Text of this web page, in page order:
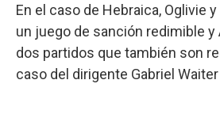
En el caso de Hebraica, Oglivie
un juego de sanción redimible y
dos partidos que también son
caso del dirigente Gabriel